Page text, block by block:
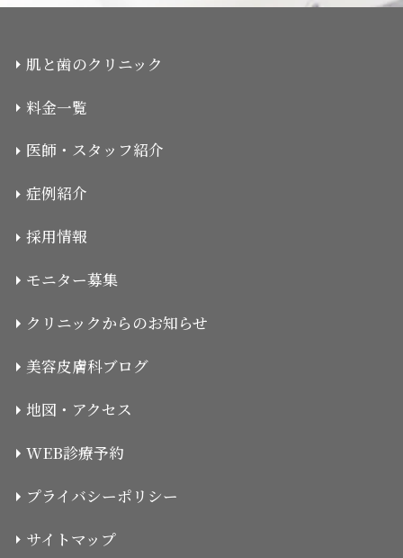
肌と歯のクリニック
料金一覧
医師・スタッフ紹介
症例紹介
採用情報
モニター募集
クリニックからのお知らせ
美容皮膚科ブログ
地図・アクセス
WEB診療予約
プライバシーポリシー
サイトマップ